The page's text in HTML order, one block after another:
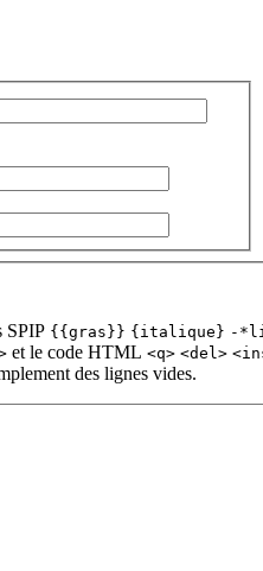
SPIP {{gras}} {italique} -
et le code HTML <q> <del>
des lignes vides.